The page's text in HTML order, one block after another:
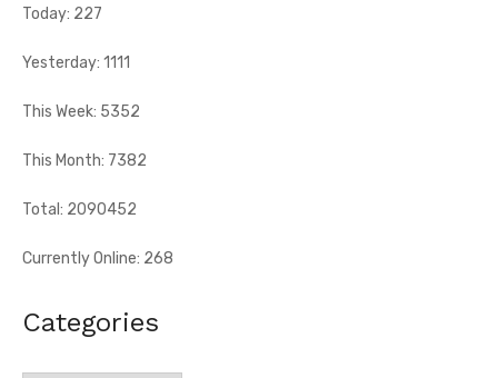
Today: 227
Yesterday: 1111
This Week: 5352
This Month: 7382
Total: 2090452
Currently Online: 268
Categories